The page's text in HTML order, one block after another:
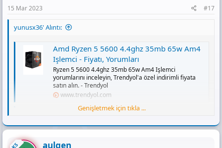
15 Mar 2023 #17
yunusx36' Alıntı:
Amd Ryzen 5 5600 4.4ghz 35mb 65w Am4
Işlemci - Fiyatı, Yorumları
Ryzen 5 5600 4.4ghz 35mb 65w Am4 Işlemci
yorumlarını inceleyin, Trendyol'a özel indirimli fiyata
satın alın. - Trendyol
www.trendyol.com
Gigabyte B450M K AMD AM4 DDR4 Micro
ATX Anakart Fiyatları, Özellikleri ve
En ucuz Gigabyte B450M K AMD AM4 DDR4 Micro ATX
Genişletmek için tıkla ...
KS aulgen